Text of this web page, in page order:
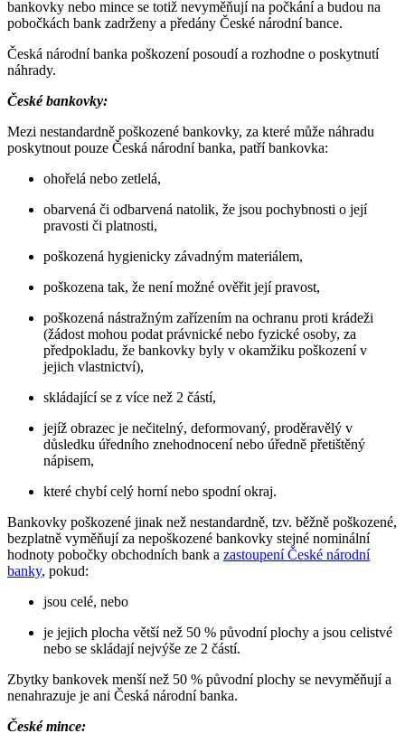
bankovky nebo mince se totiž nevyměňují na počkání a budou na
pobočkách bank zadrženy a předány České národní bance.
Česká národní banka poškození posoudí a rozhodne o poskytnutí
náhrady.
České bankovky:
Mezi nestandardně poškozené bankovky, za které může náhradu
poskytnout pouze Česká národní banka, patří bankovka:
ohořelá nebo zetlelá,
obarvená či odbarvená natolik, že jsou pochybnosti o její
pravosti či platnosti,
poškozená hygienicky závadným materiálem,
poškozena tak, že není možné ověřit její pravost,
poškozená nástražným zařízením na ochranu proti krádeži
(žádost mohou podat právnické nebo fyzické osoby, za
předpokladu, že bankovky byly v okamžiku poškození v
jejich vlastnictví),
skládající se z více než 2 částí,
jejíž obrazec je nečitelný, deformovaný, proděravělý v
důsledku úředního znehodnocení nebo úředně přetištěný
nápisem,
které chybí celý horní nebo spodní okraj.
Bankovky poškozené jinak než nestandardně, tzv. běžně poškozené,
bezplatně vyměňují za nepoškozené bankovky stejné nominální
hodnoty pobočky obchodních bank a zastoupení České národní
banky, pokud:
jsou celé, nebo
je jejich plocha větší než 50 % původní plochy a jsou celistvé
nebo se skládají nejvýše ze 2 částí.
Zbytky bankovek menší než 50 % původní plochy se nevyměňují a
nenahrazuje je ani Česká národní banka.
České mince: